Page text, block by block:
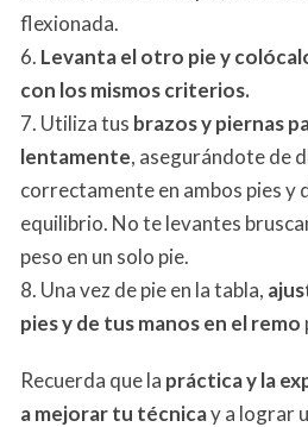
flexionada.
6. Levanta el otro pie y
con los mismos criterios.
7. Utiliza tus brazos y piernas
lentamente, asegurándote de
correctamente en ambos pies y
equilibrio. No te levantes
peso en un solo pie.
8. Una vez de pie en la tabla,
pies y de tus manos en el remo
Recuerda que la práctica y la
a mejorar tu técnicay a lograr